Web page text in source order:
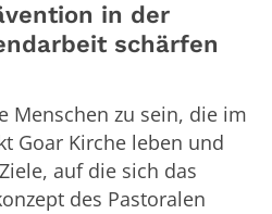
in der
schärfen
Menschen zu sein, die im
Goar Kirche leben und
auf die sich das
des Pastoralen